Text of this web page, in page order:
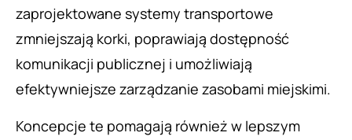
zaprojektowane systemy transportowe
zmniejszają korki, poprawiają dostępność
komunikacji publicznej i umożliwiają
efektywniejsze zarządzanie zasobami miejskimi.
Koncepcje te pomagają również w lepszym